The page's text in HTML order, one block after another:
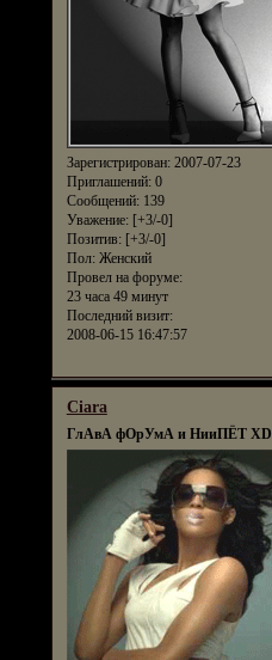
Зарегистрирован: 2007-07-23
Приглашений:0
Сообщений:139
Уважение: [+3/-0]
Позитив: [+3/-0]
Пол:Женский
Провел на форуме:
23 часа 49 минут
Последний визит:
2008-06-15 16:47:57
Ciara
ГлАвА фОрУмА и НииПЁТ XD